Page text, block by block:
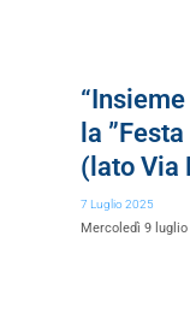
la
(lato Via
7 Luglio 2025
Mercoledì 9 luglio